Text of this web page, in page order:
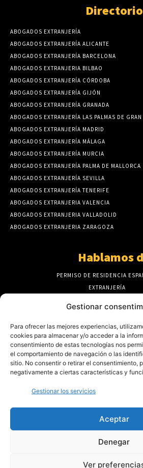
Gestionar
Para ofrecer las mejores experiencias,
cookies para almacenar y/o acceder a la
consentimiento de estas tecnologías nos
el comportamiento de navegación o las
sitio. No consentir o retirar el consentimiento,
negativamente a ciertas características y
Gestionar los servicios
Aceptar
Denegar
Ver
Directorio
ABOGADOS EXTRANJERÍA
ABOGADOS EXTRANJERÍA ALICANTE
ABOGADOS EXTRANJERÍA BARCELONA
ABOGADOS EXTRANJERIA BILBAO
ABOGADOS EXTRANJERÍA CÓRDOBA
ABOGADOS EXTRANJERÍA GIJÓN
ABOGADOS EXTRANJERÍA GRANADA
ABOGADOS EXTRANJERÍA LAS PALMAS DE
ABOGADOS EXTRANJERÍA MADRID
ABOGADOS EXTRANJERÍA MÁLAGA
ABOGADOS EXTRANJERÍA MURCIA
ABOGADOS EXTRANJERÍA PALMA DE MALLORCA
ABOGADOS EXTRANJERÍA SEVILLA
ABOGADOS EXTRANJERÍA TENERIFE
ABOGADOS EXTRANJERIA VALENCIA
ABOGADOS EXTRANJERIA VALLADOLID
ABOGADOS EXTRANJERIA ZARAGOZA
Hablamos
PERMISO DE RESIDENCIA
EXTRANJERÍA
ASISTENCIA SANITARIA
ABOGADOS
NÓMADAS DIGITALES
Noticias para
Mejores despachos para tramitar la
nacionalidad española en las Islas
Región de Murcia: despachos